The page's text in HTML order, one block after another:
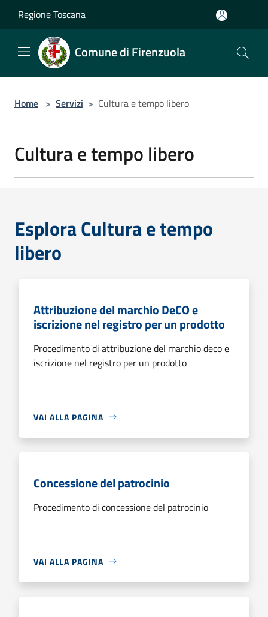
Regione Toscana
Comune di Firenzuola
Home > Servizi > Cultura e tempo libero
Cultura e tempo libero
Esplora Cultura e tempo
libero
Attribuzione del marchio DeCO e
iscrizione nel registro per un prodotto
Procedimento di attribuzione del marchio deco e
iscrizione nel registro per un prodotto
VAI ALLA PAGINA
Concessione del patrocinio
Procedimento di concessione del patrocinio
VAI ALLA PAGINA